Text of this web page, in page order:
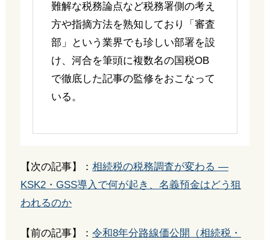
難解な税務論点など税務署側の考え
方や指摘方法を熟知しており「審査
部」という業界でも珍しい部署を設
け、河合を筆頭に複数名の国税OB
で徹底した記事の監修をおこなって
いる。
【次の記事】： 相続税の税務調査が変わる ―
KSK2・GSS導入で何が起き、名義預金はどう狙
われるのか
【前の記事】： 令和8年分路線価公開（相続税・